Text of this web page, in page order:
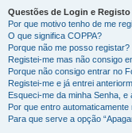
Questões de Login e Registo
Por que motivo tenho de me
O que significa COPPA?
Porque não me posso registar?
Registei-me mas não consigo
Porque não consigo entrar no
Registei-me e já entrei
Esqueci-me da minha Senha, e
Por que entro automaticamente
Para que serve a opção